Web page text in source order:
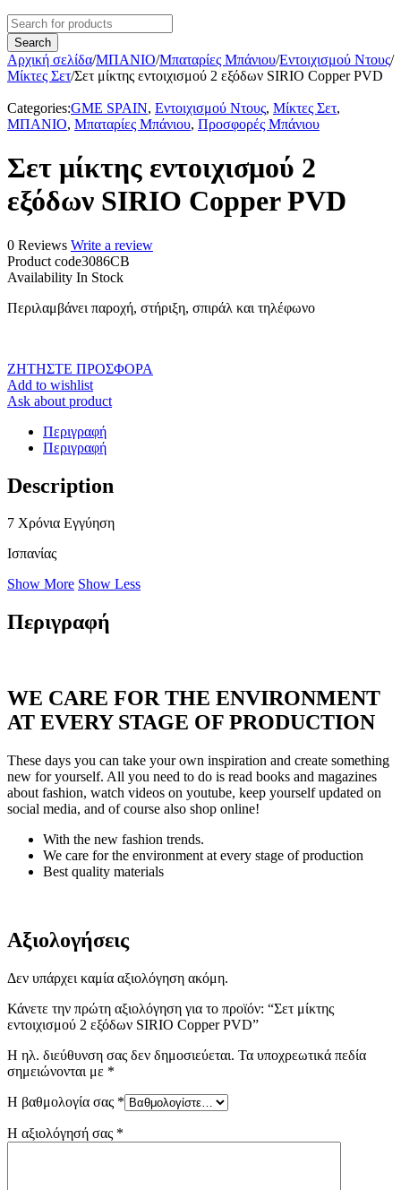
Αρχική σελίδα/ΜΠΑΝΙΟ/Μπαταρίες Μπάνιου/Εντοιχισμού Ντους/
Μίκτες Σετ/Σετ μίκτης εντοιχισμού 2 εξόδων SIRIO Copper PVD
Categories:GME SPAIN, Εντοιχισμού Ντους, Μίκτες Σετ,
ΜΠΑΝΙΟ, Μπαταρίες Μπάνιου, Προσφορές Μπάνιου
Σετ μίκτης εντοιχισμού 2
εξόδων SIRIO Copper PVD
0 Reviews Write a review
Product code3086CB
Availability In Stock
Περιλαμβάνει παροχή, στήριξη, σπιράλ και τηλέφωνο
ΖΗΤΗΣΤΕ ΠΡΟΣΦΟΡΑ
Add to wishlist
Ask about product
Περιγραφή
Περιγραφή
Description
7 Χρόνια Εγγύηση
Ισπανίας
Show More Show Less
Περιγραφή
WE CARE FOR THE ENVIRONMENT
AT EVERY STAGE OF PRODUCTION
These days you can take your own inspiration and create something
new for yourself. All you need to do is read books and magazines
about fashion, watch videos on youtube, keep yourself updated on
social media, and of course also shop online!
With the new fashion trends.
We care for the environment at every stage of production
Best quality materials
Αξιολογήσεις
Δεν υπάρχει καμία αξιολόγηση ακόμη.
Κάνετε την πρώτη αξιολόγηση για το προϊόν: “Σετ μίκτης
εντοιχισμού 2 εξόδων SIRIO Copper PVD”
Η ηλ. διεύθυνση σας δεν δημοσιεύεται. Τα υποχρεωτικά πεδία
σημειώνονται με *
Η βαθμολογία σας *
Η αξιολόγησή σας *